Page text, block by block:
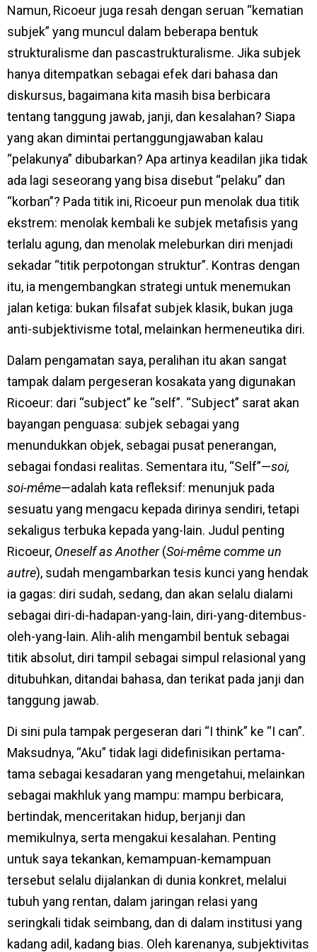
Namun, Ricoeur juga resah dengan seruan “kematian
subjek” yang muncul dalam beberapa bentuk
strukturalisme dan pascastrukturalisme. Jika subjek
hanya ditempatkan sebagai efek dari bahasa dan
diskursus, bagaimana kita masih bisa berbicara
tentang tanggung jawab, janji, dan kesalahan? Siapa
yang akan dimintai pertanggungjawaban kalau
“pelakunya” dibubarkan? Apa artinya keadilan jika tidak
ada lagi seseorang yang bisa disebut “pelaku” dan
“korban”? Pada titik ini, Ricoeur pun menolak dua titik
ekstrem: menolak kembali ke subjek metafisis yang
terlalu agung, dan menolak meleburkan diri menjadi
sekadar “titik perpotongan struktur”. Kontras dengan
itu, ia mengembangkan strategi untuk menemukan
jalan ketiga: bukan filsafat subjek klasik, bukan juga
anti-subjektivisme total, melainkan hermeneutika diri.
Dalam pengamatan saya, peralihan itu akan sangat
tampak dalam pergeseran kosakata yang digunakan
Ricoeur: dari “subject” ke “self”. “Subject” sarat akan
bayangan penguasa: subjek sebagai yang
menundukkan objek, sebagai pusat penerangan,
sebagai fondasi realitas. Sementara itu, “Self”—soi,
soi-même—adalah kata refleksif: menunjuk pada
sesuatu yang mengacu kepada dirinya sendiri, tetapi
sekaligus terbuka kepada yang-lain. Judul penting
Ricoeur, Oneself as Another(Soi-même comme un
autre), sudah mengambarkan tesis kunci yang hendak
ia gagas: diri sudah, sedang, dan akan selalu dialami
sebagai diri-di-hadapan-yang-lain, diri-yang-ditembus-
oleh-yang-lain. Alih-alih mengambil bentuk sebagai
titik absolut, diri tampil sebagai simpul relasional yang
ditubuhkan, ditandai bahasa, dan terikat pada janji dan
tanggung jawab.
Di sini pula tampak pergeseran dari “I think” ke “I can”.
Maksudnya, “Aku” tidak lagi didefinisikan pertama-
tama sebagai kesadaran yang mengetahui, melainkan
sebagai makhluk yang mampu: mampu berbicara,
bertindak, menceritakan hidup, berjanji dan
memikulnya, serta mengakui kesalahan. Penting
untuk saya tekankan, kemampuan-kemampuan
tersebut selalu dijalankan di dunia konkret, melalui
tubuh yang rentan, dalam jaringan relasi yang
seringkali tidak seimbang, dan di dalam institusi yang
kadang adil, kadang bias. Oleh karenanya, subjektivitas